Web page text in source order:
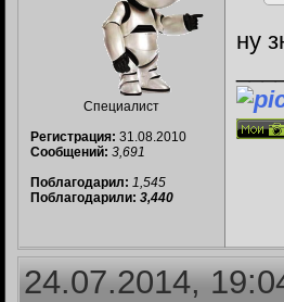
Специалист
Регистрация: 31.08.2010
Сообщений: 3,691
Поблагодарил: 1,545
Поблагодарили: 3,440
ну
24.07.2014,